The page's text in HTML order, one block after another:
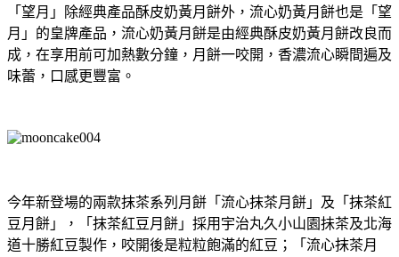
「望月」除經典產品酥皮奶黃月餅外，流心奶黃月餅也是「望
月」的皇牌產品，流心奶黃月餅是由經典酥皮奶黃月餅改良而
成，在享用前可加熱數分鐘，月餅一咬開，香濃流心瞬間遍及
味蕾，口感更豐富。
今年新登場的兩款抹茶系列月餅「流心抹茶月餅」及「抹茶紅
豆月餅」，「抹茶紅豆月餅」採用宇治丸久小山園抺茶及北海
道十勝紅豆製作，咬開後是粒粒飽滿的紅豆；「流心抹茶月